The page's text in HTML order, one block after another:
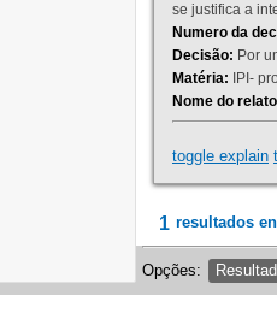
se justifica a
Numero da
Decisão: Por
Matéria: IPI-
Nome do
toggle explain
1 resultados
Opções: